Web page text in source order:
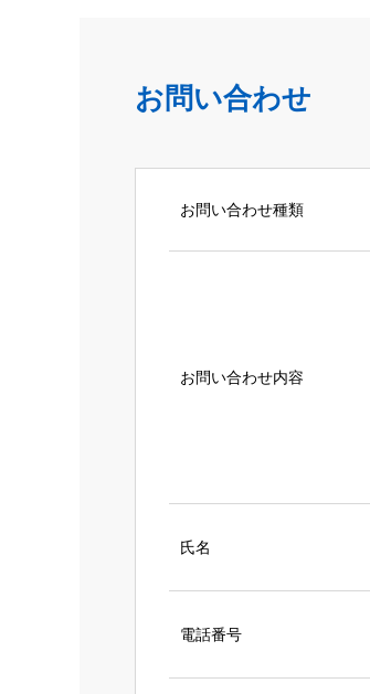
お問い合わせ
お問い合わせ種類
お問い合わせ内容
氏名
電話番号